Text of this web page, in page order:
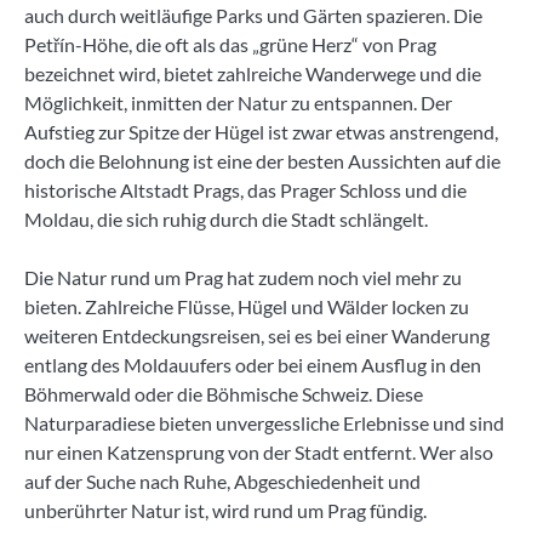
auch durch weitläufige Parks und Gärten spazieren. Die
Petřín-Höhe, die oft als das „grüne Herz“ von Prag
bezeichnet wird, bietet zahlreiche Wanderwege und die
Möglichkeit, inmitten der Natur zu entspannen. Der
Aufstieg zur Spitze der Hügel ist zwar etwas anstrengend,
doch die Belohnung ist eine der besten Aussichten auf die
historische Altstadt Prags, das Prager Schloss und die
Moldau, die sich ruhig durch die Stadt schlängelt.
Die Natur rund um Prag hat zudem noch viel mehr zu
bieten. Zahlreiche Flüsse, Hügel und Wälder locken zu
weiteren Entdeckungsreisen, sei es bei einer Wanderung
entlang des Moldauufers oder bei einem Ausflug in den
Böhmerwald oder die Böhmische Schweiz. Diese
Naturparadiese bieten unvergessliche Erlebnisse und sind
nur einen Katzensprung von der Stadt entfernt. Wer also
auf der Suche nach Ruhe, Abgeschiedenheit und
unberührter Natur ist, wird rund um Prag fündig.